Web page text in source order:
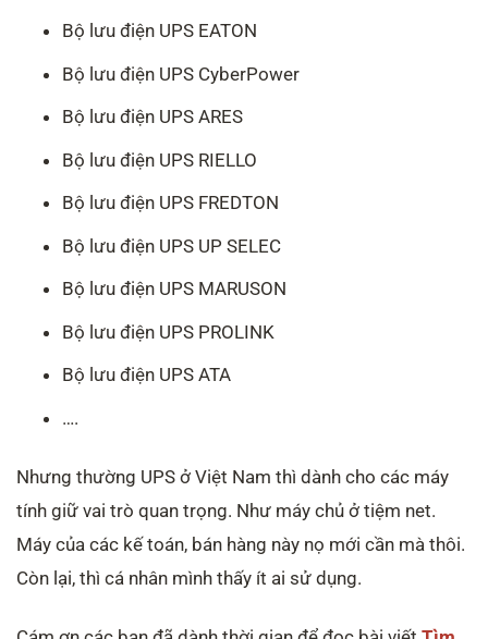
Bộ lưu điện UPS EATON
Bộ lưu điện UPS CyberPower
Bộ lưu điện UPS ARES
Bộ lưu điện UPS RIELLO
Bộ lưu điện UPS FREDTON
Bộ lưu điện UPS UP SELEC
Bộ lưu điện UPS MARUSON
Bộ lưu điện UPS PROLINK
Bộ lưu điện UPS ATA
….
Nhưng thường UPS ở Việt Nam thì dành cho các máy
tính giữ vai trò quan trọng. Như máy chủ ở tiệm net.
Máy của các kế toán, bán hàng này nọ mới cần mà thôi.
Còn lại, thì cá nhân mình thấy ít ai sử dụng.